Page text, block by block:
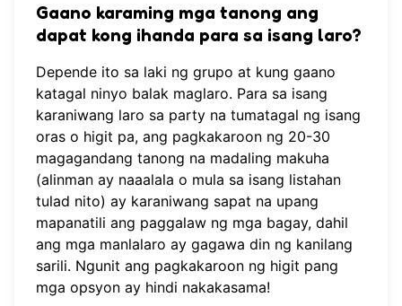
Gaano karaming mga tanong ang
dapat kong ihanda para sa isang laro?
Depende ito sa laki ng grupo at kung gaano
katagal ninyo balak maglaro. Para sa isang
karaniwang laro sa party na tumatagal ng isang
oras o higit pa, ang pagkakaroon ng 20-30
magagandang tanong na madaling makuha
(alinman ay naaalala o mula sa isang listahan
tulad nito) ay karaniwang sapat na upang
mapanatili ang paggalaw ng mga bagay, dahil
ang mga manlalaro ay gagawa din ng kanilang
sarili. Ngunit ang pagkakaroon ng higit pang
mga opsyon ay hindi nakakasama!